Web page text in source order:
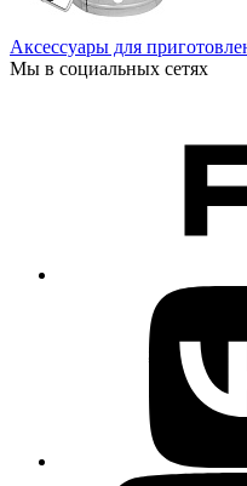
Аксессуары для
Мы в социальных сетях